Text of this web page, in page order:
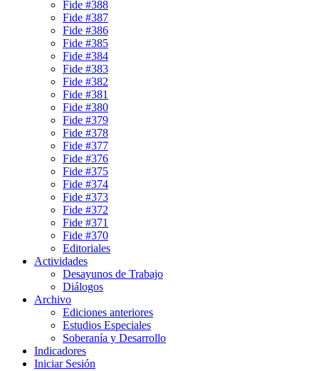
Fide #388
Fide #387
Fide #386
Fide #385
Fide #384
Fide #383
Fide #382
Fide #381
Fide #380
Fide #379
Fide #378
Fide #377
Fide #376
Fide #375
Fide #374
Fide #373
Fide #372
Fide #371
Fide #370
Editoriales
Actividades
Desayunos de Trabajo
Diálogos
Archivo
Ediciones anteriores
Estudios Especiales
Soberanía y Desarrollo
Indicadores
Iniciar Sesión